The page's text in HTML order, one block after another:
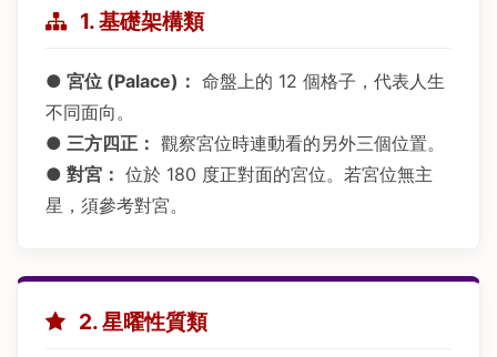
1. 基礎架構類
● 宮位 (Palace)： 命盤上的 12 個格子，代表人生
不同面向。
● 三方四正： 觀察宮位時連動看的另外三個位置。
● 對宮： 位於 180 度正對面的宮位。若宮位無主
星，須參考對宮。
2. 星曜性質類